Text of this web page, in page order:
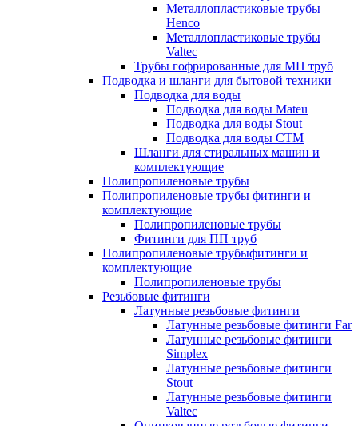
Металлопластиковые трубы
Henco
Металлопластиковые трубы
Valtec
Трубы гофрированные для МП труб
Подводка и шланги для бытовой техники
Подводка для воды
Подводка для воды Mateu
Подводка для воды Stout
Подводка для воды СТМ
Шланги для стиральных машин и
комплектующие
Полипропиленовые трубы
Полипропиленовые трубы фитинги и
комплектующие
Полипропиленовые трубы
Фитинги для ПП труб
Полипропиленовые трубыфитинги и
комплектующие
Полипропиленовые трубы
Резьбовые фитинги
Латунные резьбовые фитинги
Латунные резьбовые фитинги Far
Латунные резьбовые фитинги
Simplex
Латунные резьбовые фитинги
Stout
Латунные резьбовые фитинги
Valtec